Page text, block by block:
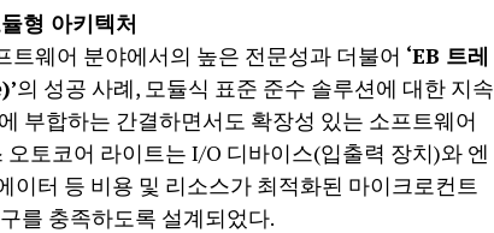
형 아키텍처
웨어 분야에서의 높은 전문성과 더불어 ‘EB 트레
의 성공 사례, 모듈식 표준 준수 솔루션에 대한 지속
부합하는 간결하면서도 확장성 있는 소프트웨어
토코어 라이트는 I/O 디바이스(입출력 장치)와 엔
이터 등 비용 및 리소스가 최적화된 마이크로컨트
를 충족하도록 설계되었다.